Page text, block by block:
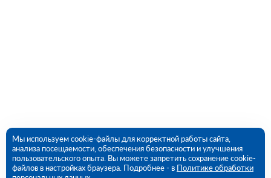
Мы используем cookie-файлы для корректной работы сайта,
анализа посещаемости, обеспечения безопасности и улучшения
пользовательского опыта. Вы можете запретить сохранение cookie-
файлов в настройках браузера. Подробнее - в Политике обработки